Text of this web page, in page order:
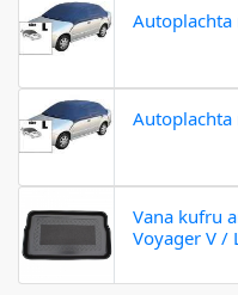
Autoplachta
Vana kufru
Voyager V /